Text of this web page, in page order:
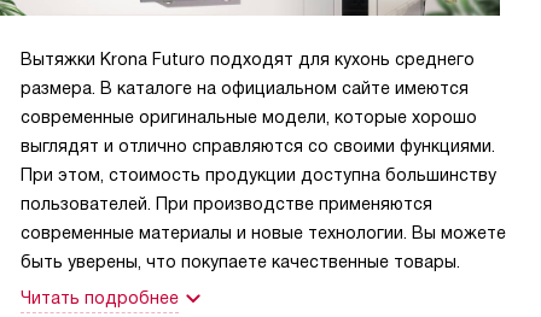
Вытяжки Krona Futuro подходят для кухонь среднего
размера. В каталоге на официальном сайте имеются
современные оригинальные модели, которые хорошо
выглядят и отлично справляются со своими функциями.
При этом, стоимость продукции доступна большинству
пользователей. При производстве применяются
современные материалы и новые технологии. Вы можете
быть уверены, что покупаете качественные товары.
Читать подробнее